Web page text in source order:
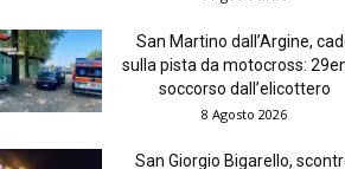
San Martino dall’Argine,
sulla pista da motocross:
soccorso dall’elicottero
8 Agosto 2026
San Giorgio Bigarello,